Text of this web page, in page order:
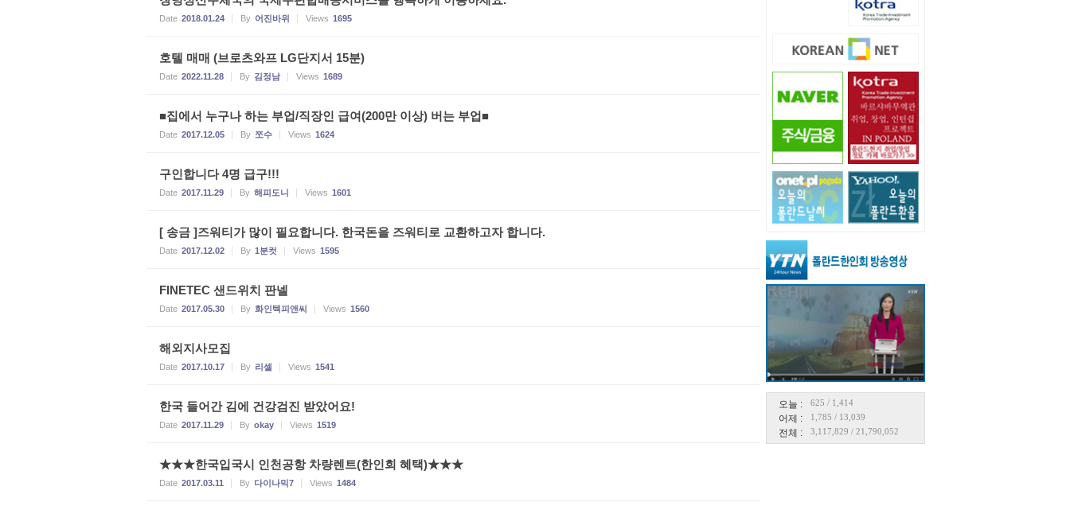
오늘 : 625 / 1,414
어제 : 1,785 / 13,039
전체 : 3,117,829 / 21,790,052
Date 2018.01.24 By 어진바위 Views 1695
호텔 매매 (브로츠와프 LG단지서 15분)
Date 2022.11.28 By 김정남 Views 1689
■집에서 누구나 하는 부업/직장인 급여(200만 이상) 버는 부업■
Date 2017.12.05 By 쪼수 Views 1624
구인합니다 4명 급구!!!
Date 2017.11.29 By 해피도니 Views 1601
[ 송금 ]즈워티가 많이 필요합니다. 한국돈을 즈워티로 교환하고자 합니다.
Date 2017.12.02 By 1분컷 Views 1595
FINETEC 샌드위치 판넬
Date 2017.05.30 By 화인텍피앤씨 Views 1560
해외지사모집
Date 2017.10.17 By 리셀 Views 1541
한국 들어간 김에 건강검진 받았어요!
Date 2017.11.29 By okay Views 1519
★★★한국입국시 인천공항 차량렌트(한인회 혜택)★★★
Date 2017.03.11 By 다이나믹7 Views 1484